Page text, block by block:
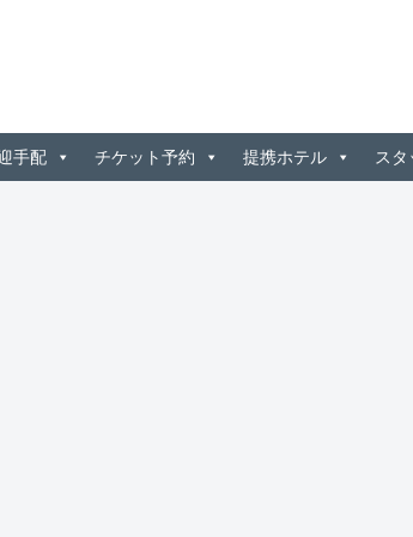
手配 チケット予約 提携ホテル スタ